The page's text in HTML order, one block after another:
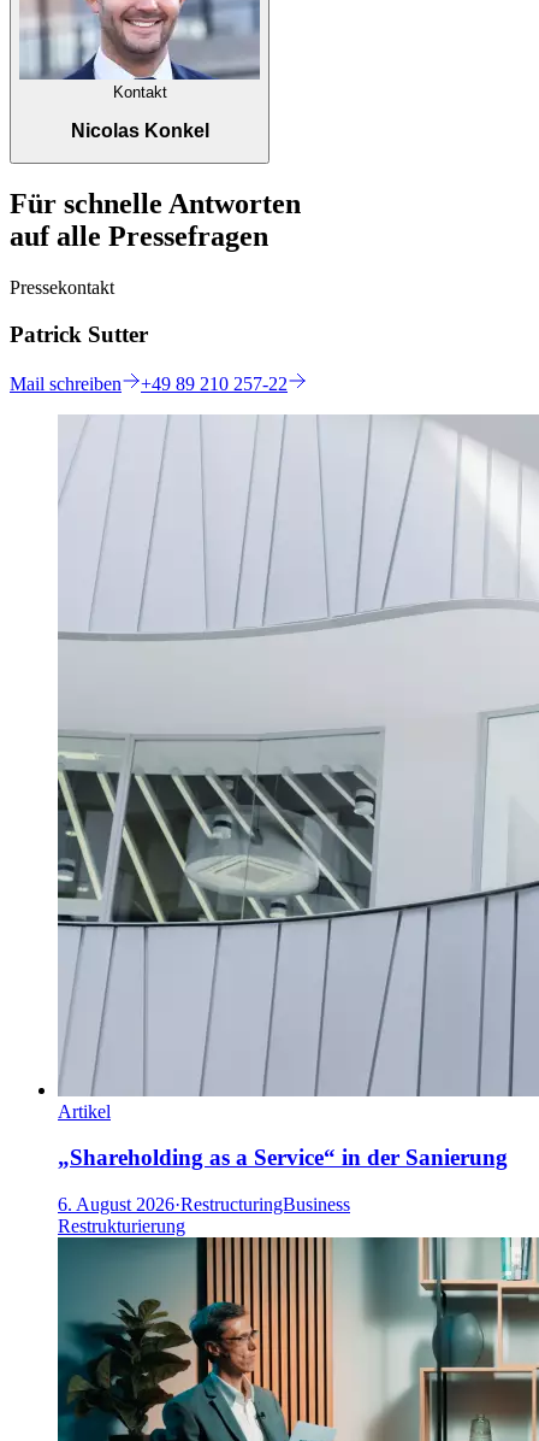
Kontakt
Nicolas Konkel
Für schnelle Antworten
auf alle Pressefragen
Pressekontakt
Patrick Sutter
Mail schreiben +49 89 210 257-22
Artikel
„Shareholding as a Service“ in der Sanierung
6. August 2026·RestructuringBusiness
Restrukturierung